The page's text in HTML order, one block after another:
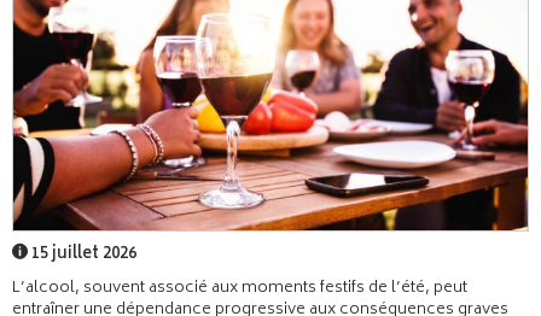
15 juillet 2026
L’alcool, souvent associé aux moments festifs de l’été, peut